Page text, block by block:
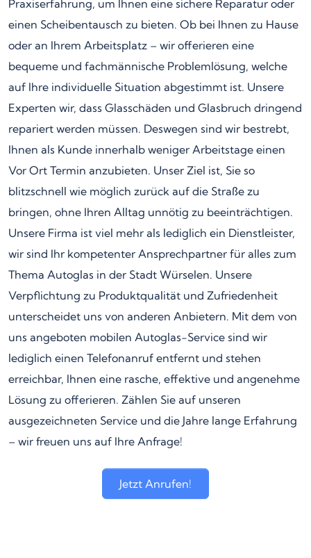
Praxiserfahrung, um Ihnen eine sichere Reparatur oder
einen Scheibentausch zu bieten. Ob bei Ihnen zu Hause
oder an Ihrem Arbeitsplatz – wir offerieren eine
bequeme und fachmännische Problemlösung, welche
auf Ihre individuelle Situation abgestimmt ist. Unsere
Experten wir, dass Glasschäden und Glasbruch dringend
repariert werden müssen. Deswegen sind wir bestrebt,
Ihnen als Kunde innerhalb weniger Arbeitstage einen
Vor Ort Termin anzubieten. Unser Ziel ist, Sie so
blitzschnell wie möglich zurück auf die Straße zu
bringen, ohne Ihren Alltag unnötig zu beeinträchtigen.
Unsere Firma ist viel mehr als lediglich ein Dienstleister,
wir sind Ihr kompetenter Ansprechpartner für alles zum
Thema Autoglas in der Stadt Würselen. Unsere
Verpflichtung zu Produktqualität und Zufriedenheit
unterscheidet uns von anderen Anbietern. Mit dem von
uns angeboten mobilen Autoglas-Service sind wir
lediglich einen Telefonanruf entfernt und stehen
erreichbar, Ihnen eine rasche, effektive und angenehme
Lösung zu offerieren. Zählen Sie auf unseren
ausgezeichneten Service und die Jahre lange Erfahrung
– wir freuen uns auf Ihre Anfrage!
Jetzt Anrufen!